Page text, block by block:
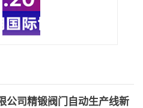
公司精锻阀门自动生产线新